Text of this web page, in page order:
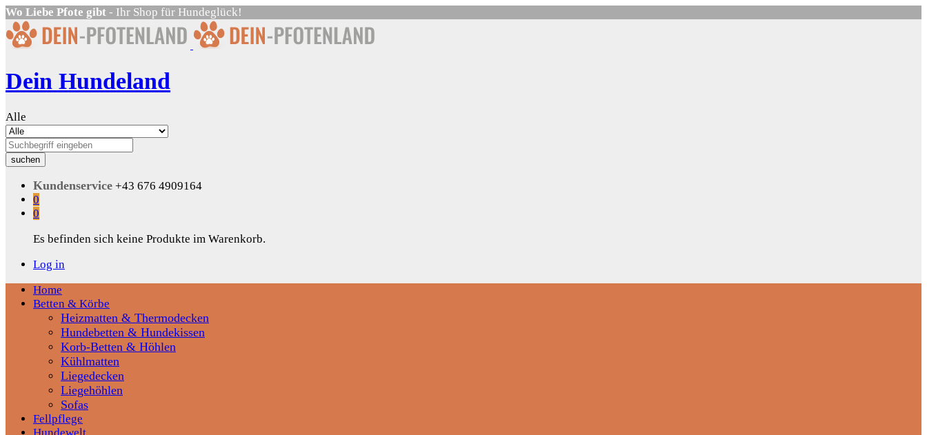
Wo Liebe Pfote gibt - Ihr Shop für Hundeglück!
Dein Hundeland
Alle
suchen
Kundenservice +43 676 4909164
0
0
Es befinden sich keine Produkte im Warenkorb.
Log in
Home
Betten & Körbe
Heizmatten & Thermodecken
Hundebetten & Hundekissen
Korb-Betten & Höhlen
Kühlmatten
Liegedecken
Liegehöhlen
Sofas
Fellpflege
Hundewelt